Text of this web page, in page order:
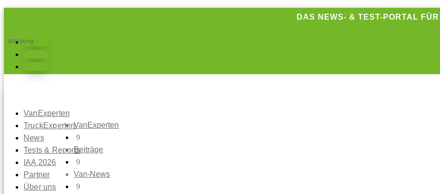
DAS NEWS- & TEST-PORTAL
Folgen
VanExperten
TruckExperten
News
Tests & Reports
IAA 2026
Partner
Über uns
- Werbung -
VanExperten
9
Beiträge
9
Van-News
9